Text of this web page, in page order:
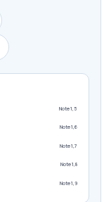
Note 1,5
Note 1,6
Note 1,7
Note 1,8
Note 1,9